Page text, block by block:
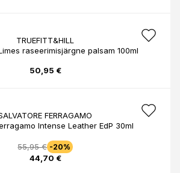
TRUEFITT&HILL
raseerimisjärgne palsam 100ml
50,95 €
FERRAGAMO
Intense Leather EdP 30ml
55,95 € -20%
44,70 €